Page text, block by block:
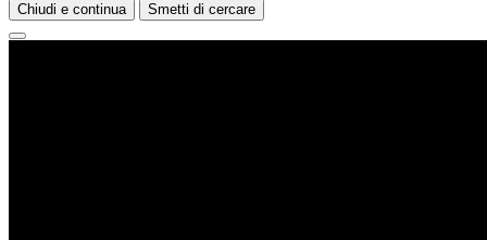
Chiudi e continua Smetti di cercare